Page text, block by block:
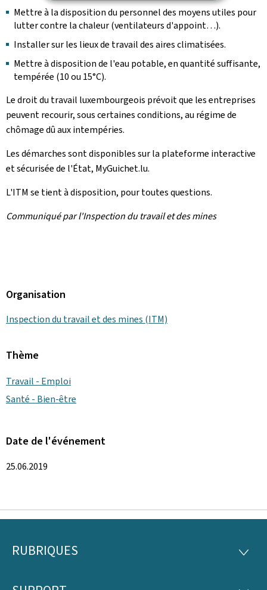
Mettre à la disposition du personnel des moyens utiles pour
lutter contre la chaleur (ventilateurs d'appoint…).
Installer sur les lieux de travail des aires climatisées.
Mettre à disposition de l'eau potable, en quantité suffisante,
tempérée (10 ou 15°C).
Le droit du travail luxembourgeois prévoit que les entreprises
peuvent recourir, sous certaines conditions, au régime de
chômage dû aux intempéries.
Les démarches sont disponibles sur la plateforme interactive
et sécurisée de l'État, MyGuichet.lu.
L'ITM se tient à disposition, pour toutes questions.
Communiqué par l'Inspection du travail et des mines
Organisation
Inspection du travail et des mines (ITM)
Thème
Travail - Emploi
Santé - Bien-être
Date de l'événement
25.06.2019
Pied
RUBRIQUES